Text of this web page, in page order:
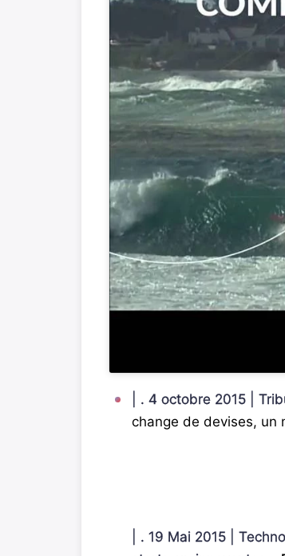
| . 4 octobre 2015 |
change de devises, un
| . 19 Mai 2015 |